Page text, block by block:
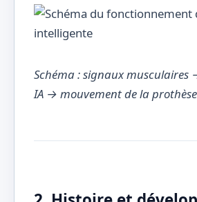
Schéma : signaux
IA → mouvement de la